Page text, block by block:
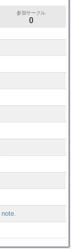
参加サークル
0